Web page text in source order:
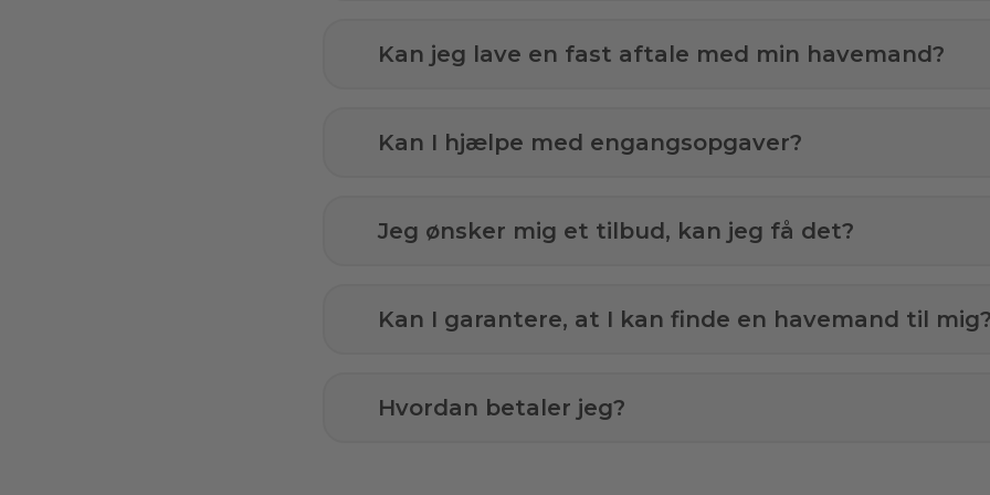
Kan jeg lave en fast aftale med min havemand?
Kan I hjælpe med engangsopgaver?
Jeg ønsker mig et tilbud, kan jeg få det?
Kan I garantere, at I kan finde en havemand til
Hvordan betaler jeg?